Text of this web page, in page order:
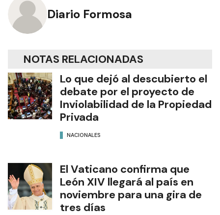
Diario Formosa
NOTAS RELACIONADAS
Lo que dejó al descubierto el
debate por el proyecto de
Inviolabilidad de la Propiedad
Privada
NACIONALES
El Vaticano confirma que
León XIV llegará al país en
noviembre para una gira de
tres días